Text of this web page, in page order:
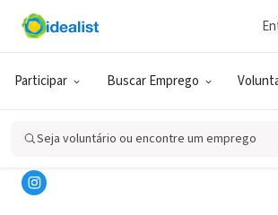
Participar Buscar Emprego
Seja voluntário ou encontre um emprego
AFASEGO
Segovia, CL, Espanha